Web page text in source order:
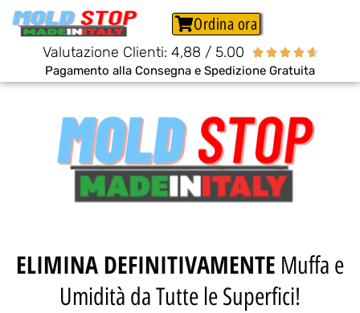
Ordina ora
Valutazione Clienti: 4,88 / 5.00     
Pagamento alla Consegna e Spedizione Gratuita
ELIMINA DEFINITIVAMENTE Muffa e
Umidità da Tutte le Superfici!